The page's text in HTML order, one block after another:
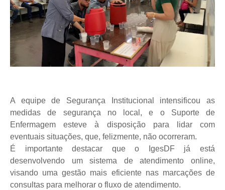
A equipe de Segurança Institucional intensificou as
medidas de segurança no local, e o Suporte de
Enfermagem esteve à disposição para lidar com
eventuais situações, que, felizmente, não ocorreram.
É importante destacar que o IgesDF já está
desenvolvendo um sistema de atendimento online,
visando uma gestão mais eficiente nas marcações de
consultas para melhorar o fluxo de atendimento.